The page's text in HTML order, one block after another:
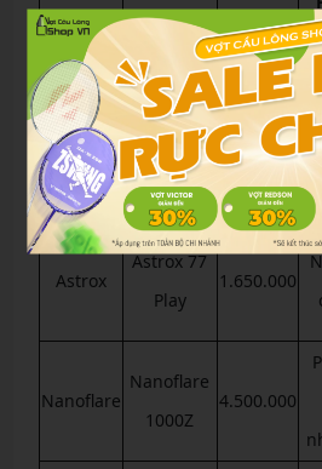
Dòng
Vợt
Giá
(VND)
Astrox
Astrox 99
Pro Gen 3
5.500.000
Astrox
Astrox 77
Play
1.650.000
Nanoflare
Nanoflare
1000Z
4.500.000